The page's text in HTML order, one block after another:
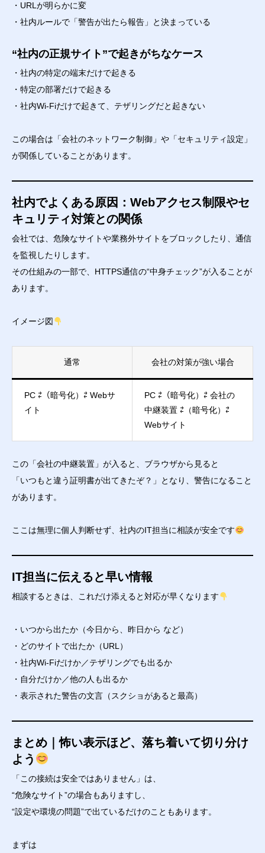
・URLが明らかに変
・社内ルールで「警告が出たら報告」と決まっている
“社内の正規サイト”で起きがちなケース
・社内の特定の端末だけで起きる
・特定の部署だけで起きる
・社内Wi-Fiだけで起きて、テザリングだと起きない
この場合は「会社のネットワーク制御」や「セキュリティ設定」
が関係していることがあります。
社内でよくある原因：Webアクセス制限やセ
キュリティ対策との関係
会社では、危険なサイトや業務外サイトをブロックしたり、通信
を監視したりします。
その仕組みの一部で、HTTPS通信の“中身チェック”が入ることが
あります。
イメージ図
通常 会社の対策が強い場合
PC ⇄（暗号化）⇄ Webサ
イト
PC ⇄（暗号化）⇄ 会社の
中継装置 ⇄（暗号化）⇄
Webサイト
この「会社の中継装置」が入ると、ブラウザから見ると
「いつもと違う証明書が出てきたぞ？」となり、警告になること
があります。
ここは無理に個人判断せず、社内のIT担当に相談が安全です
IT担当に伝えると早い情報
相談するときは、これだけ添えると対応が早くなります
・いつから出たか（今日から、昨日から など）
・どのサイトで出たか（URL）
・社内Wi-Fiだけか／テザリングでも出るか
・自分だけか／他の人も出るか
・表示された警告の文言（スクショがあると最高）
まとめ｜怖い表示ほど、落ち着いて切り分け
よう
「この接続は安全ではありません」は、
“危険なサイト”の場合もありますし、
“設定や環境の問題”で出ているだけのこともあります。
まずは